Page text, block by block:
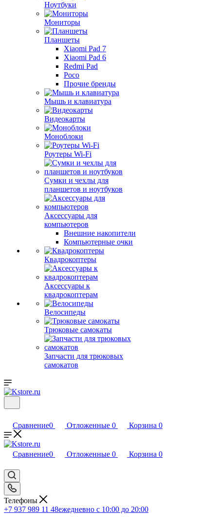
Ноутбуки
Мониторы
Планшеты
Xiaomi Pad 7
Xiaomi Pad 6
Redmi Pad
Poco
Прочие бренды
Мышь и клавиатура
Видеокарты
Моноблоки
Роутеры Wi-Fi
Сумки и чехлы для
планшетов и ноутбуков
Аксессуары для
компьютеров
Внешние накопители
Компьютерные очки
Квадрокоптеры
Аксессуары к
квадрокоптерам
Велосипеды
Трюковые самокаты
Запчасти для трюковых
самокатов
Сравнение0 Отложенные 0 Корзина 0
Сравнение0 Отложенные 0 Корзина 0
Телефоны
+7 937 989 11 48ежедневно с 10:00 до 20:00